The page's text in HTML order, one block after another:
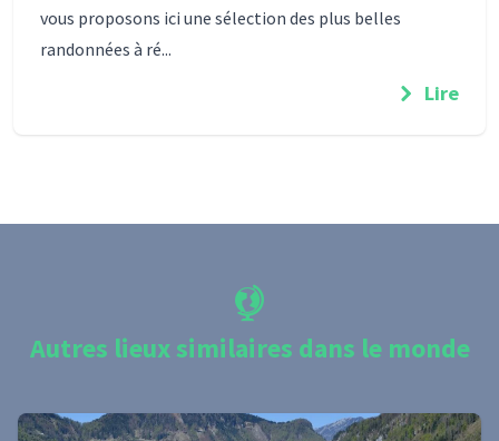
vous proposons ici une sélection des plus belles
randonnées à ré...
Lire
Autres lieux similaires dans le monde